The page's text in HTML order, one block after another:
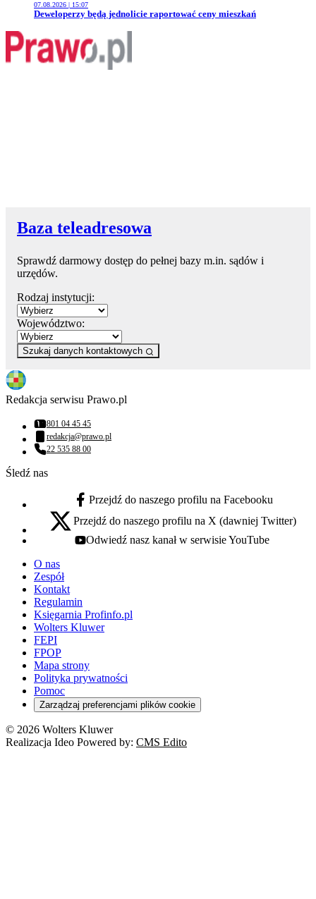
07.08.2026 | 15:07
Przejdź do artykułu:
Deweloperzy będą jednolicie raportować ceny mieszkań
Baza teleadresowa
Sprawdź darmowy dostęp do pełnej bazy m.in. sądów i
urzędów.
Rodzaj instytucji:
Województwo:
Szukaj danych kontaktowych
Redakcja serwisu Prawo.pl
Numer telefonu:
801 04 45 45
Adres email:
redakcja@prawo.pl
Numer telefonu:
22 535 88 00
Śledź nas
facebook - otwiera się w nowej karcie
Przejdź do naszego profilu na Facebooku
x - otwiera się w nowej karcie
Przejdź do naszego profilu na X (dawniej Twitter)
youtube - otwiera się w nowej karcie
Odwiedź nasz kanał w serwisie YouTube
O nas
Zespół
Kontakt
Regulamin
Księgarnia Profinfo.pl
Wolters Kluwer
FEPI
FPOP
Mapa strony
Polityka prywatności
Pomoc
Zarządzaj preferencjami plików cookie
© 2026 Wolters Kluwer
Realizacja Ideo Powered by: CMS Edito